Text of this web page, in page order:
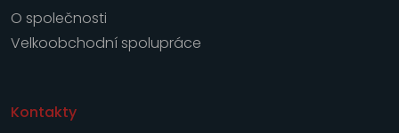
O společnosti
Velkoobchodní spolupráce
Kontakty